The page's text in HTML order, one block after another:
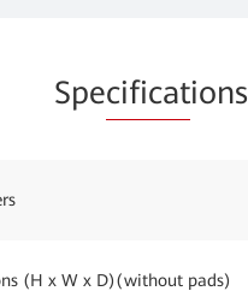
Specifications
(H x W x D)(without pads)